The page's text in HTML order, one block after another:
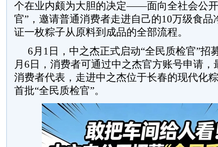
个在业内颇为大胆的决定——面向全社会公
官”，邀请普通消费者走进自己的10万级食品
证一枚粽子从原料到成品的全部流程。
6月1日，中之杰正式启动“全民质检官”招
月6日，消费者可通过中之杰官方账号申请，
消费者代表，走进中之杰位于长春的现代化
首批“全民质检官”。